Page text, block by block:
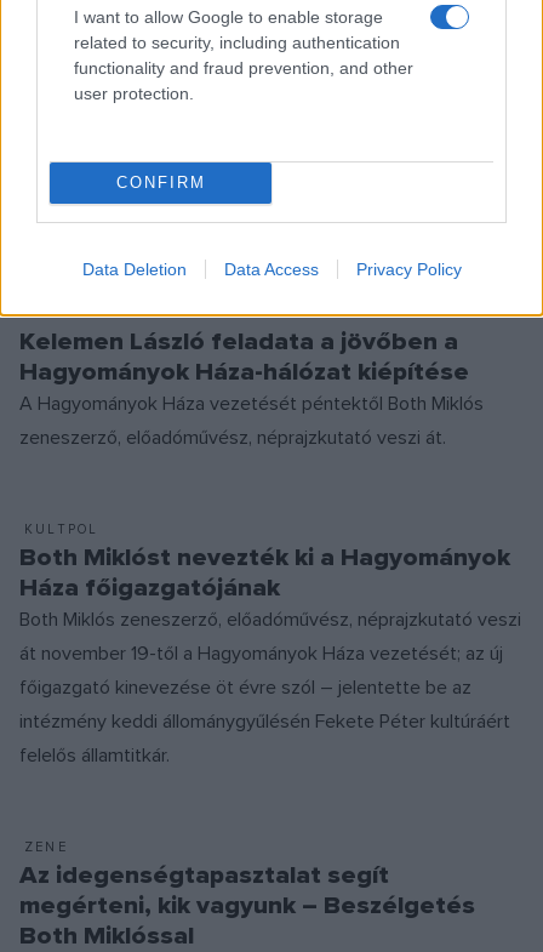
I want to allow Google to enable storage
related to security, including authentication
functionality and fraud prevention, and other
user protection.
CONFIRM
Data Deletion Data Access Privacy Policy
műsorvezetője volt.
EGYÉB
nemzetmegtartó erejéről
A kultúra nemzetmegtartó ereje lesz a témája a Scruton V.P.
beszélgetésének június 9-én.
KULTPOL
Kelemen László feladata a jövőben a
Hagyományok Háza-hálózat kiépítése
A Hagyományok Háza vezetését péntektől Both Miklós
zeneszerző, előadóművész, néprajzkutató veszi át.
KULTPOL
Both Miklóst nevezték ki a Hagyományok
Háza főigazgatójának
Both Miklós zeneszerző, előadóművész, néprajzkutató veszi
át november 19-től a Hagyományok Háza vezetését; az új
főigazgató kinevezése öt évre szól – jelentette be az
intézmény keddi állománygyűlésén Fekete Péter kultúráért
felelős államtitkár.
ZENE
Az idegenségtapasztalat segít
megérteni, kik vagyunk – Beszélgetés
Both Miklóssal